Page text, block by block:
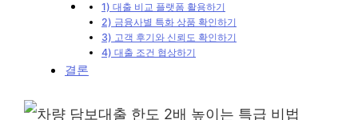
1) 대출 비교 플랫폼 활용하기
2) 금융사별 특화 상품 확인하기
3) 고객 후기와 신뢰도 확인하기
4) 대출 조건 협상하기
결론